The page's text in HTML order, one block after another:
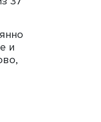
открытость
особом